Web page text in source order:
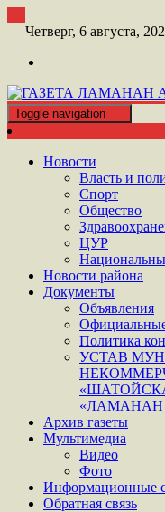
Четверг, 6 августа,
ГАЗЕТА
ШАТОЙСКАЯ
Toggle navigation
Новости
Власть и
Спорт
Общество
ЦУР
Новости района
Документы
Объявления
Политика
УСТАВ
«ЛАМАНАН
Архив газеты
Мультимедиа
Видео
Фото
Информационные
Обратная связь